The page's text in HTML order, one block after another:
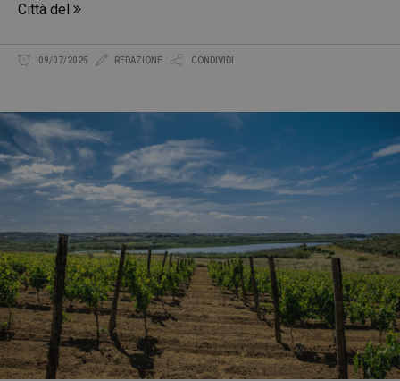
Città del
09/07/2025 REDAZIONE CONDIVIDI